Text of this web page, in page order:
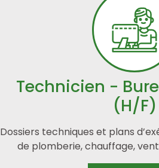
Technicien -
(H/F)
Dossiers techniques et plans
de plomberie, chauffage,